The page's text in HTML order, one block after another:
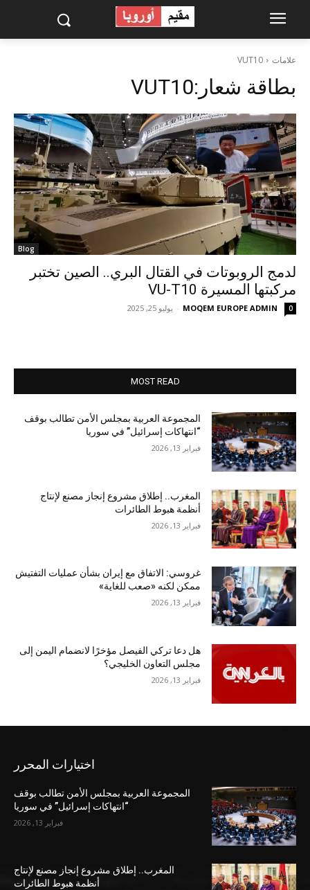
علامات VUT10
بطاقة شعار:VUT10
Blog
لدمج الروبوتات في القتال البري.. الصين تختبر
مركبتها المسيرة VU-T10
MOQEM EUROPE ADMIN
- يوليو 25, 2025 0
MOST READ
المجموعة العربية بمجلس الأمن تطالب بوقف
“انتهاكات إسرائيل” في سوريا
فبراير 13, 2026
المغرب.. إطلاق مشروع إنجاز مصنع لإنتاج
أنظمة هبوط الطائرات
فبراير 13, 2026
غروسي: الاتفاق مع إيران بشأن عمليات التفتيش
ممكن لكنه «صعب للغاية»
فبراير 13, 2026
هل دعا تركي الفيصل مؤخرًا لانضمام اليمن إلى
مجلس التعاون الخليجي؟
فبراير 13, 2026
اختيارات المحرر
المجموعة العربية بمجلس الأمن تطالب بوقف
“انتهاكات إسرائيل” في سوريا
فبراير 13, 2026
المغرب.. إطلاق مشروع إنجاز مصنع لإنتاج
أنظمة هبوط الطائرات